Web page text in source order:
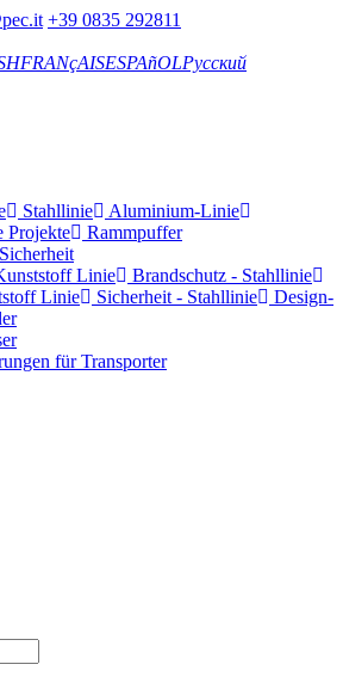
+39 0835 292811
FRANçAISESPAñOLРусский
Stahllinie
Aluminium-Linie
Projekte
Rammpuffer
Linie
Brandschutz - Stahllinie
Linie
Sicherheit - Stahllinie
Design-
für Transporter